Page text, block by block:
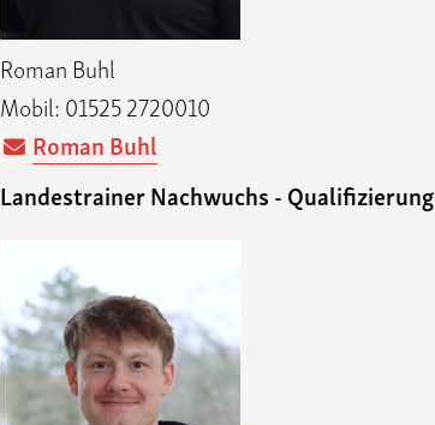
Roman Buhl
Mobil: 01525 2720010
Roman Buhl
Landestrainer Nachwuchs - Qualifizierung